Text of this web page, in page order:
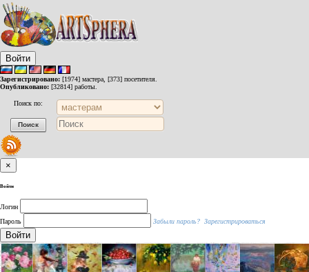
Войти
Зарегистрировано: [1974] мастера, [373] посетителя.
Опубликовано: [32814] работы.
Поиск по:
×
Войти
Логин
Пароль
Забыли пароль? Зарегистрироваться
Войти